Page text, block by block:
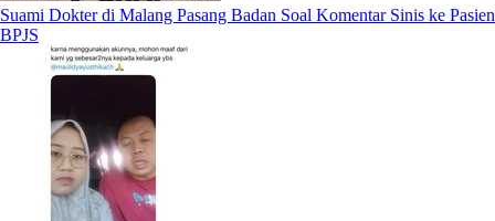
Suami Dokter di Malang Pasang Badan Soal Komentar Sinis ke Pasien
BPJS